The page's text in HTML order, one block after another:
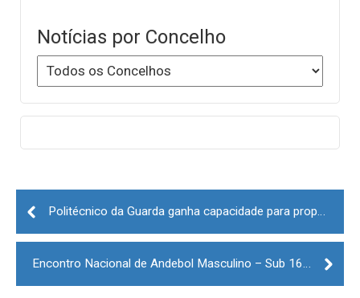
Notícias por Concelho
Post
navigation